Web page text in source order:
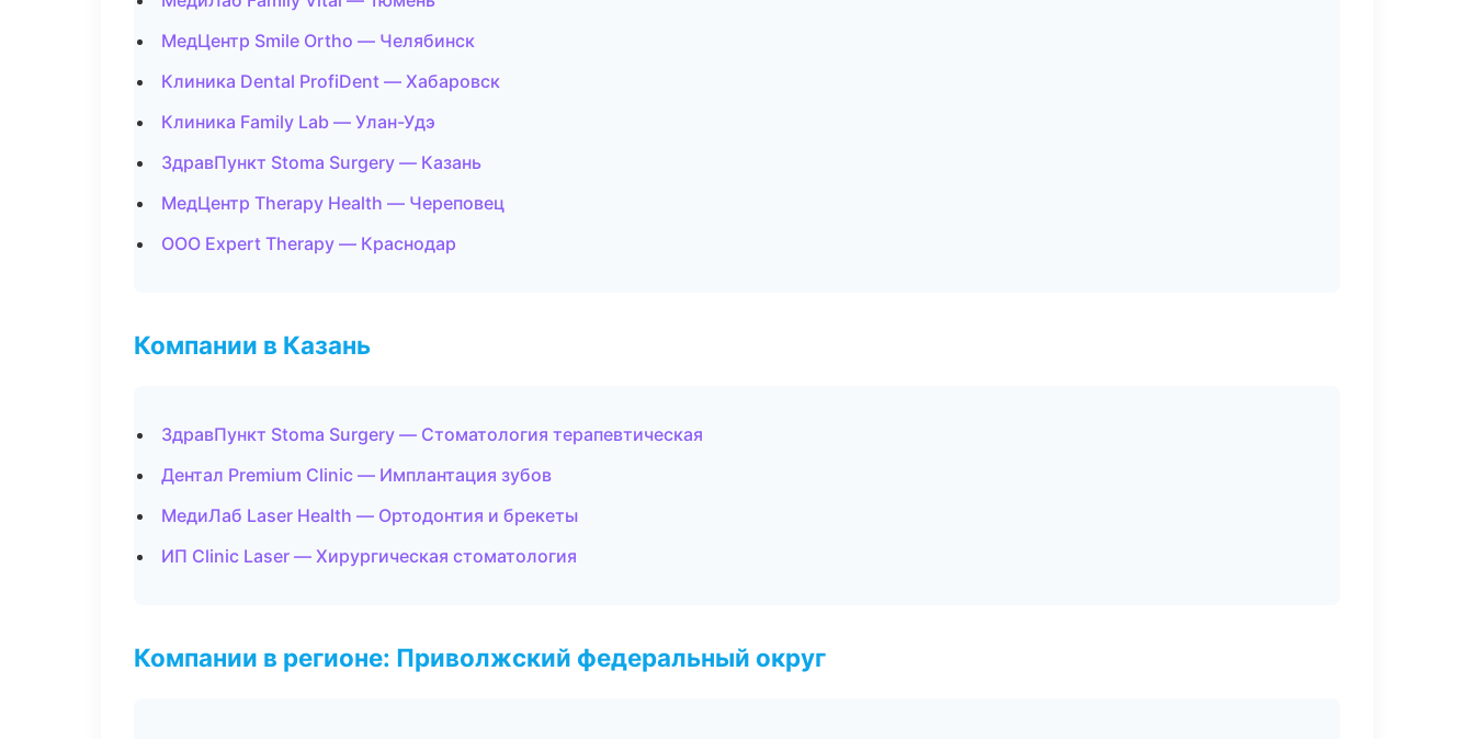
МедЦентр Smile Ortho — Челябинск
Клиника Dental ProfiDent — Хабаровск
Клиника Family Lab — Улан-Удэ
ЗдравПункт Stoma Surgery — Казань
МедЦентр Therapy Health — Череповец
ООО Expert Therapy — Краснодар
Компании в Казань
ЗдравПункт Stoma Surgery — Стоматология терапевтическая
Дентал Premium Clinic — Имплантация зубов
МедиЛаб Laser Health — Ортодонтия и брекеты
ИП Clinic Laser — Хирургическая стоматология
Компании в регионе: Приволжский федеральный округ